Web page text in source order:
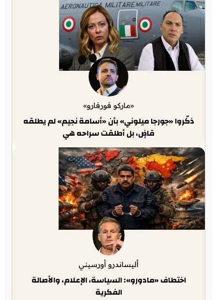
«ماركو فورفارو»
ذكّروا «جورجا ميلوني» بأن «أسامة نجيم» لم يطلقه
قاضٍ، بل أطلقت سراحه هي
أليساندرو أورسيني
اختطاف «مادورو»: السياسة، الإعلام، والأصالة
الفكرية